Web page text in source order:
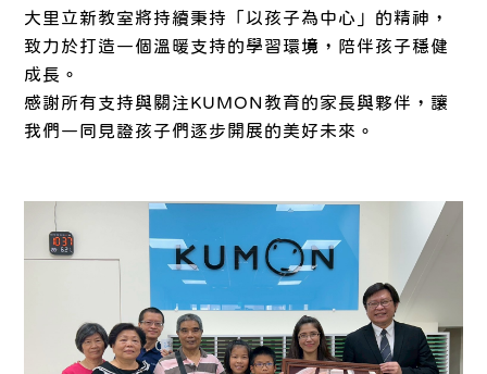
大里立新教室將持續秉持「以孩子為中心」的精神，
致力於打造一個溫暖支持的學習環境，陪伴孩子穩健
成長。
感謝所有支持與關注KUMON教育的家長與夥伴，讓
我們一同見證孩子們逐步開展的美好未來。